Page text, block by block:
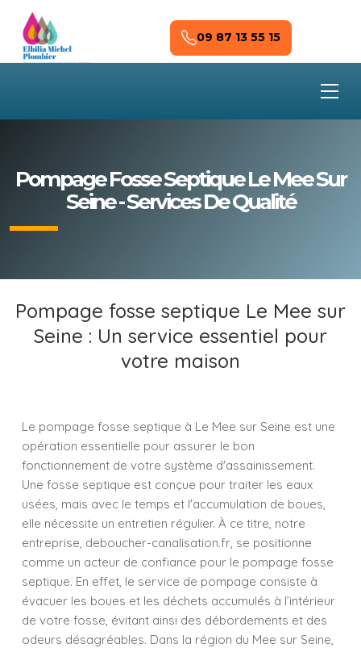
Skip to main content
09 87 13 55 15
Pompage Fosse Septique Le Mee Sur
Seine - Services De Qualité
Pompage fosse septique Le Mee sur
Seine : Un service essentiel pour
votre maison
Le pompage fosse septique à Le Mee sur Seine est une
opération essentielle pour assurer le bon
fonctionnement de votre système d'assainissement.
Une fosse septique est conçue pour traiter les eaux
usées, mais avec le temps et l'accumulation de boues,
elle nécessite un entretien régulier. À ce titre, notre
entreprise, deboucher-canalisation.fr, se positionne
comme un acteur de confiance pour le pompage fosse
septique. En effet, le service de pompage consiste à
évacuer les boues et les déchets accumulés à l’intérieur
de votre fosse, évitant ainsi des débordements et des
odeurs désagréables. Dans la région du Mee sur Seine,